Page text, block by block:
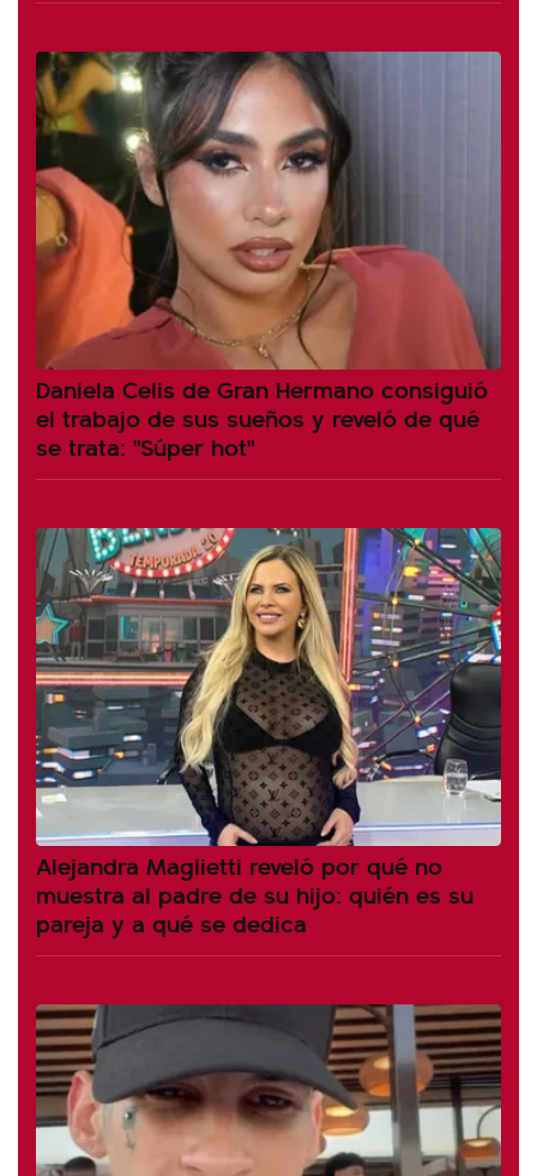
Daniela Celis de Gran Hermano consiguió
el trabajo de sus sueños y reveló de qué
se trata: "Súper hot"
Alejandra Maglietti reveló por qué no
muestra al padre de su hijo: quién es su
pareja y a qué se dedica